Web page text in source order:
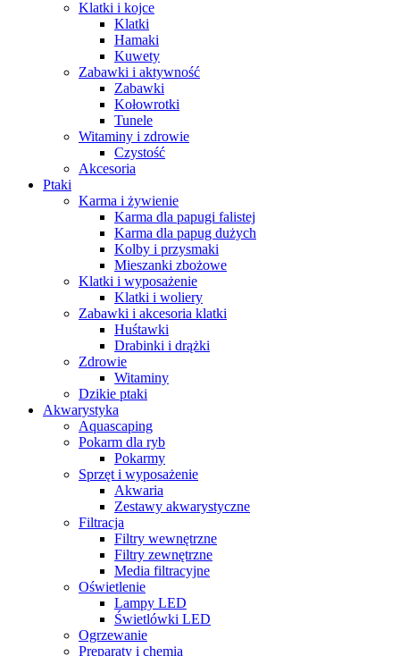
Klatki i kojce
Klatki
Hamaki
Kuwety
Zabawki i aktywność
Zabawki
Kołowrotki
Tunele
Witaminy i zdrowie
Czystość
Akcesoria
Ptaki
Karma i żywienie
Karma dla papugi falistej
Karma dla papug dużych
Kolby i przysmaki
Mieszanki zbożowe
Klatki i wyposażenie
Klatki i woliery
Zabawki i akcesoria klatki
Huśtawki
Drabinki i drążki
Zdrowie
Witaminy
Dzikie ptaki
Akwarystyka
Aquascaping
Pokarm dla ryb
Pokarmy
Sprzęt i wyposażenie
Akwaria
Zestawy akwarystyczne
Filtracja
Filtry wewnętrzne
Filtry zewnętrzne
Media filtracyjne
Oświetlenie
Lampy LED
Świetlówki LED
Ogrzewanie
Preparaty i chemia